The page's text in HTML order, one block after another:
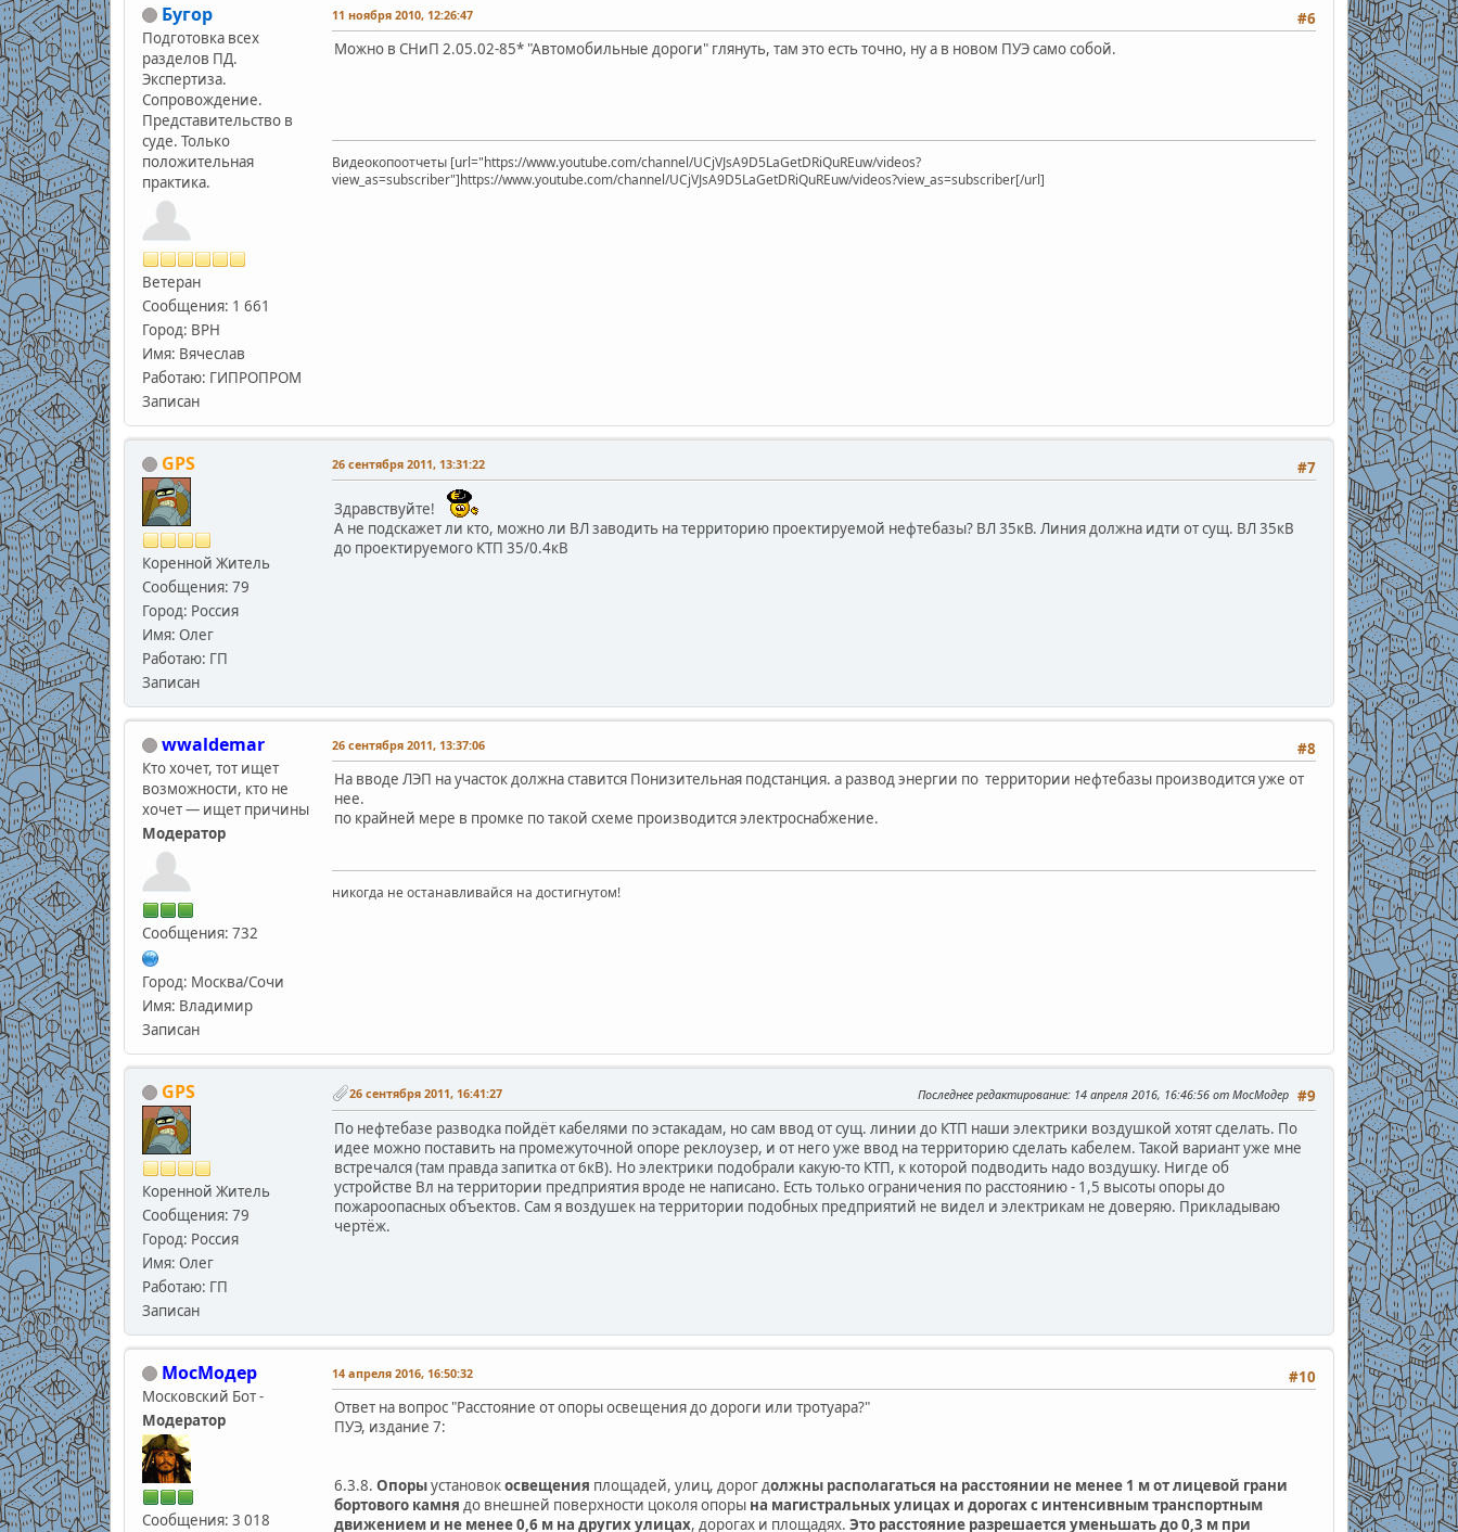
Бугор
Подготовка всех
разделов ПД.
Экспертиза.
Сопровождение.
Представительство в
суде. Только
положительная
практика.
Ветеран
Сообщения: 1 661
Город: ВРН
Имя: Вячеслав
Работаю: ГИПРОПРОМ
Записан
#6
11 ноября 2010, 12:26:47
Можно в СНиП 2.05.02-85* "Автомобильные дороги" глянуть, там это есть точно, ну а в новом ПУЭ само собой.
Видеокопоотчеты [url="https://www.youtube.com/channel/UCjVJsA9D5LaGetDRiQuREuw/videos?
view_as=subscriber"]https://www.youtube.com/channel/UCjVJsA9D5LaGetDRiQuREuw/videos?view_as=subscriber[/url]
GPS
Коренной Житель
Сообщения: 79
Город: Россия
Имя: Олег
Работаю: ГП
Записан
#7
26 сентября 2011, 13:31:22
Здравствуйте!
А не подскажет ли кто, можно ли ВЛ заводить на территорию проектируемой нефтебазы? ВЛ 35кВ. Линия должна идти от сущ. ВЛ 35кВ
до проектируемого КТП 35/0.4кВ
wwaldemar
Кто хочет, тот ищет
возможности, кто не
хочет — ищет причины
Модератор
Сообщения: 732
Город: Москва/Сочи
Имя: Владимир
Записан
#8
26 сентября 2011, 13:37:06
На вводе ЛЭП на участок должна ставится Понизительная подстанция. а развод энергии по территории нефтебазы производится уже от
нее.
по крайней мере в промке по такой схеме производится электроснабжение.
никогда не останавливайся на достигнутом!
GPS
Коренной Житель
Сообщения: 79
Город: Россия
Имя: Олег
Работаю: ГП
Записан
#9
26 сентября 2011, 16:41:27 Последнее редактирование: 14 апреля 2016, 16:46:56 от МосМодер
По нефтебазе разводка пойдёт кабелями по эстакадам, но сам ввод от сущ. линии до КТП наши электрики воздушкой хотят сделать. По
идее можно поставить на промежуточной опоре реклоузер, и от него уже ввод на территорию сделать кабелем. Такой вариант уже мне
встречался (там правда запитка от 6кВ). Но электрики подобрали какую-то КТП, к которой подводить надо воздушку. Нигде об
устройстве Вл на территории предприятия вроде не написано. Есть только ограничения по расстоянию - 1,5 высоты опоры до
пожароопасных объектов. Сам я воздушек на территории подобных предприятий не видел и электрикам не доверяю. Прикладываю
чертёж.
МосМодер
Московский Бот -
Модератор
Сообщения: 3 018
#10
14 апреля 2016, 16:50:32
Ответ на вопрос "Расстояние от опоры освещения до дороги или тротуара?"
ПУЭ, издание 7:
6.3.8. Опорыустановокосвещения площадей, улиц, дорог должны располагаться на расстоянии не менее 1 м от лицевой грани
бортового камня до внешней поверхности цоколя опоры на магистральных улицах и дорогах с интенсивным транспортным
движением и не менее 0,6 м на других улицах, дорогах и площадях. Это расстояние разрешается уменьшать до 0,3 м при